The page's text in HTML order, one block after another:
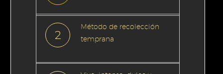
2
Método de recolección
temprana